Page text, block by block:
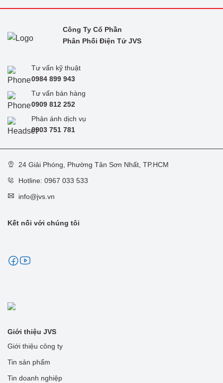
Công Ty Cổ Phần
Phân Phối Điện Tử JVS
Tư vấn kỹ thuật
0984 899 943
Tư vấn bán hàng
0909 812 252
Phản ánh dịch vụ
0903 751 781
24 Giải Phóng, Phường Tân Sơn Nhất, TP.HCM
Hotline: 0967 033 533
info@jvs.vn
Kết nối với chúng tôi
Giới thiệu JVS
Giới thiệu công ty
Tin sản phẩm
Tin doanh nghiệp